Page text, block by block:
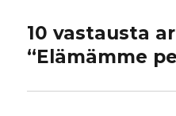
10 vastausta
“Elämämme